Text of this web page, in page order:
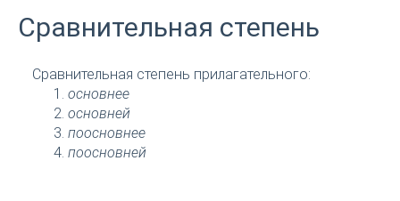
Сравнительная степень
Сравнительная степень прилагательного:
основнее
основней
поосновнее
поосновней